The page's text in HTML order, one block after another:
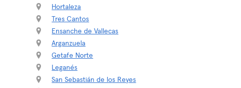
Hortaleza
Tres Cantos
Ensanche de Vallecas
Arganzuela
Getafe Norte
Leganés
San Sebastián de los Reyes